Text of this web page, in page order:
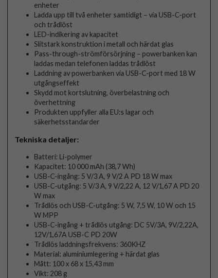
enheter
Ladda upp till två enheter samtidigt – via USB-C-port
och trådlöst
LED-indikering av kapacitet
Slitstark konstruktion i metall och härdat glas
Pass-through-strömförsörjning – powerbanken kan
laddas medan telefonen laddas trådlöst
Laddning av powerbanken via USB-C-port med 18 W
utgångseffekt
Skydd mot kortslutning, överbelastning och
överhettning
Produkten uppfyller alla EU:s lagar och
säkerhetsstandarder
Tekniska detaljer:
Batteri: Li-polymer
Kapacitet: 10 000 mAh (38,7 Wh)
USB-C-ingång: 5 V/3 A, 9 V/2 A PD 18 W max
USB-C-utgång: 5 V/3 A, 9 V/2,22 A, 12 V/1,67 A PD 20
W max
Trådlös och USB-C-utgång: 5 W, 7,5 W, 10 W och 15
W MPP
USB-C-ingång + trådlös utgång: DC 5V/3A, 9V/2,22A,
12V/1,67A USB-C PD 20W
Trådlös laddningsfrekvens: 360KHZ
Material: aluminiumlegering + härdat glas
Mått: 100 x 68 x 15,43 mm
Vikt: 208 g